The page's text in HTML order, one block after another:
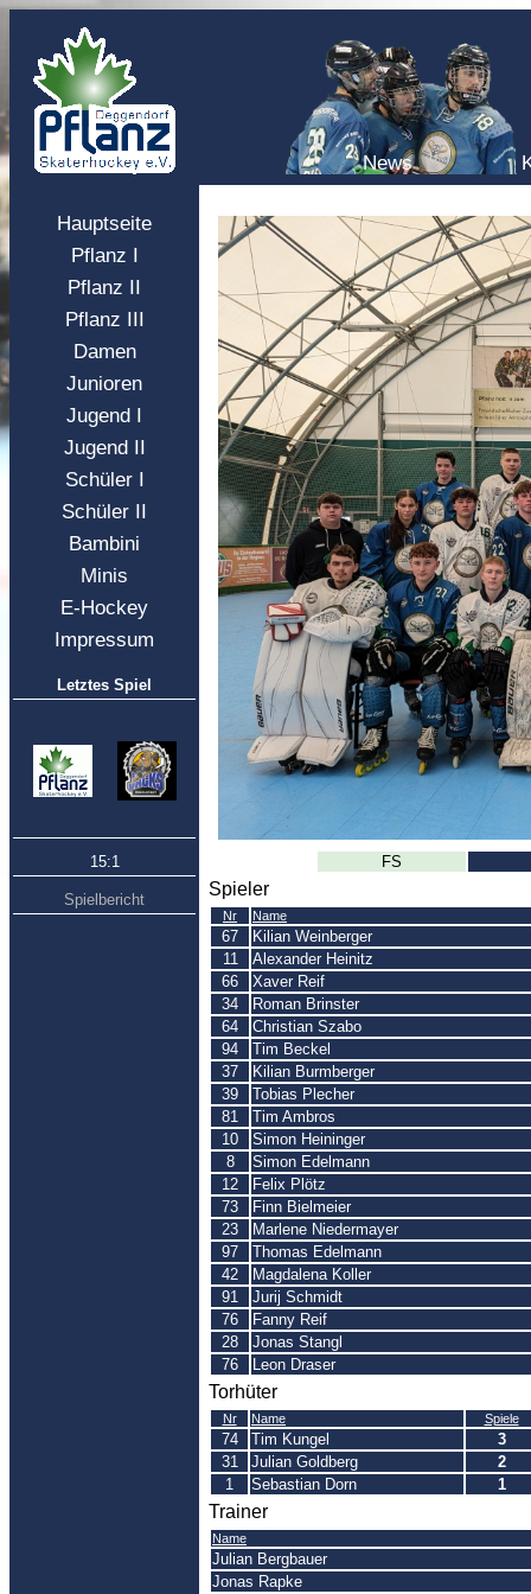
News
Hauptseite
Pflanz I
Pflanz II
Pflanz III
Damen
Junioren
Jugend I
Jugend II
Schüler I
Schüler II
Bambini
Minis
E-Hockey
Impressum
Letztes Spiel
15:1
Spielbericht
FS
Spieler
Nr Name
67
Kilian Weinberger
11
Alexander Heinitz
66
Xaver Reif
34
Roman Brinster
64
Christian Szabo
94
Tim Beckel
37
Kilian Burmberger
39
Tobias Plecher
81
Tim Ambros
10
Simon Heininger
8
Simon Edelmann
12
Felix Plötz
73
Finn Bielmeier
23
Marlene Niedermayer
97
Thomas Edelmann
42
Magdalena Koller
91
Jurij Schmidt
76
Fanny Reif
28
Jonas Stangl
76
Leon Draser
Torhüter
Nr Name Spiele
74 Tim Kungel
3
31
Julian Goldberg
2
1
Sebastian Dorn 1
Trainer
Name
Julian Bergbauer
Jonas Rapke